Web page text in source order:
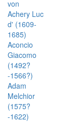
von
Achery Luc
d' (1609-
1685)
Aconcio
Giacomo
(1492?
-1566?)
Adam
Melchior
(1575?
-1622)